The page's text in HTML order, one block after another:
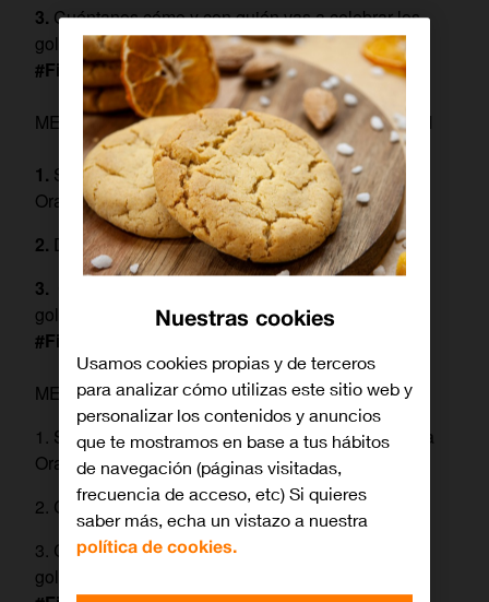
Cuéntanos cómo y con quién vas a celebrar los
goles de la final con el hashtag
#FinalOrangeRealMadrid
MECÁNICA DE PARTICIPACIÓN EN INSTAGRAM
Sigue en Instagram a Orange (@orange_es) y a
Orange Fútbol (@orangefutbol_es)
Da like (me gusta) y comparte en tu stories de IG
goles de la final con el hashtag
#FinalOrangeRealMadrid
MECÁNICA DE PARTICIPACIÓN EN FACEBOOK
1. Sigue en Facebook a Orange (@OrangeESP) y a
Orange Fútbol ( @OrangeTVes)
2. Comparte
3. Cuéntanos cómo y con quién vas a celebrar los
goles de la final con el hashtag
Nuestras cookies
Usamos cookies propias y de terceros
para analizar cómo utilizas este sitio web y
personalizar los contenidos y anuncios
que te mostramos en base a tus hábitos
de navegación (páginas visitadas,
frecuencia de acceso, etc) Si quieres
saber más, echa un vistazo a nuestra
política de cookies.